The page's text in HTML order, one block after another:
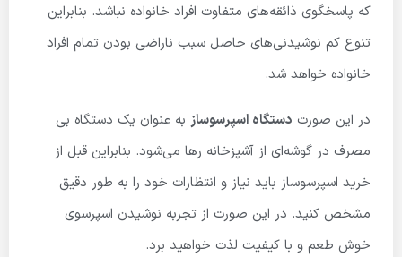
که پاسخگوی ذائقه‌های متفاوت افراد خانواده نباشد. بنابراین
تنوع کم نوشیدنی‌های حاصل سبب ناراضی بودن تمام افراد
خانواده خواهد شد.
در این صورت دستگاه اسپرسوساز به عنوان یک دستگاه بی
مصرف در گوشه‌ای از آشپزخانه رها می‌شود. بنابراین قبل از
خرید اسپرسوساز باید نیاز و انتظارات خود را به طور دقیق
مشخص کنید. در این صورت از تجربه نوشیدن اسپرسوی
خوش طعم و با کیفیت لذت خواهید برد.